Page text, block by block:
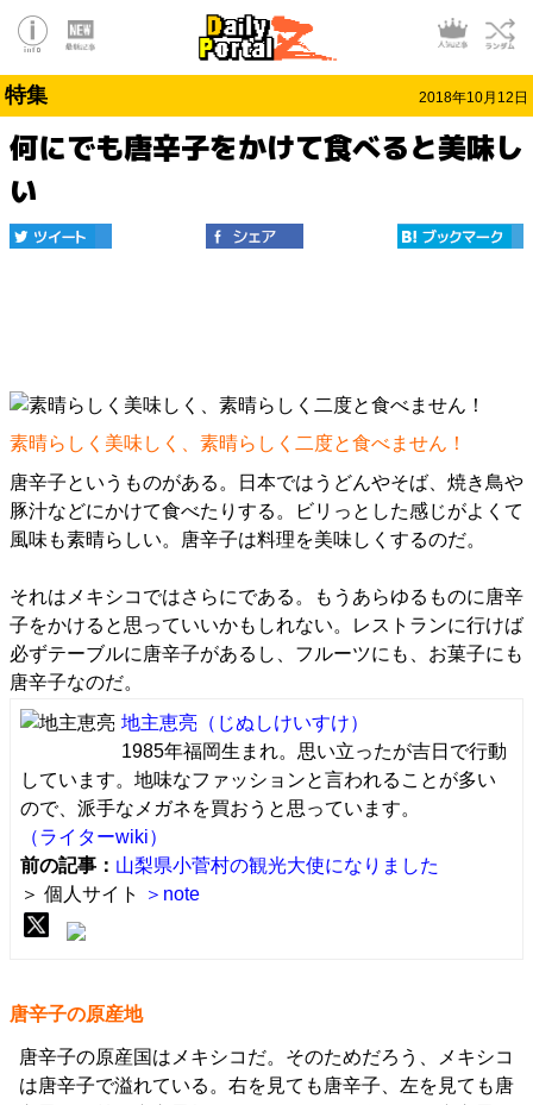
特集 2018年10月12日
何にでも唐辛子をかけて食べると美味し
い
素晴らしく美味しく、素晴らしく二度と食べません！
唐辛子というものがある。日本ではうどんやそば、焼き鳥や
豚汁などにかけて食べたりする。ビリっとした感じがよくて
風味も素晴らしい。唐辛子は料理を美味しくするのだ。
それはメキシコではさらにである。もうあらゆるものに唐辛
子をかけると思っていいかもしれない。レストランに行けば
必ずテーブルに唐辛子があるし、フルーツにも、お菓子にも
唐辛子なのだ。
地主恵亮 （じぬしけいすけ）
1985年福岡生まれ。思い立ったが吉日で行動
しています。地味なファッションと言われることが多い
ので、派手なメガネを買おうと思っています。
（ライターwiki）
前の記事： 山梨県小菅村の観光大使になりました
＞ 個人サイト
＞note
唐辛子の原産地
唐辛子の原産国はメキシコだ。そのためだろう、メキシコ
は唐辛子で溢れている。右を見ても唐辛子、左を見ても唐